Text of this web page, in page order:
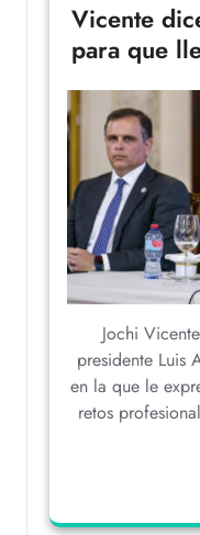
Vicente
para que
Jochi
presidente Luis
en la que le
retos